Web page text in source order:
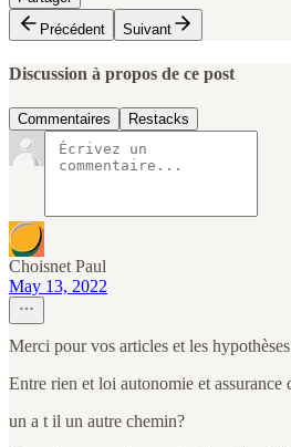
Précédent
Suivant
Discussion à propos de ce post
Commentaires Restacks
Choisnet Paul
May 13, 2022
Merci pour vos articles et les
Entre rien et loi autonomie et assurance
un a t il un autre chemin?